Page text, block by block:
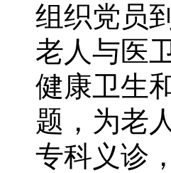
组织党员
老人与医
健康卫生
题，为老
专科义诊